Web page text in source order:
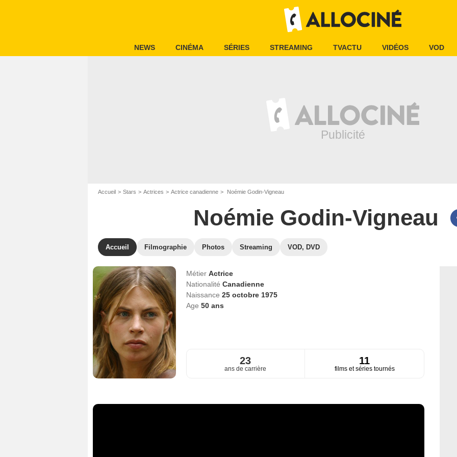
NEWS CINÉMA SÉRIES STREAMING TVACTU VIDÉOS VOD
Accueil Stars Actrices Actrice canadienne Noémie Godin-Vigneau
Noémie Godin-Vigneau
Accueil Filmographie Photos Streaming VOD, DVD
Métier Actrice
Nationalité Canadienne
Naissance 25 octobre 1975
Age 50ans
23
ans de carrière
11
films et séries tournés